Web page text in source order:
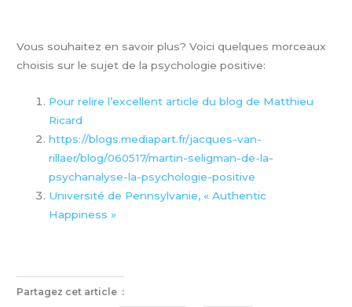
Vous souhaitez en savoir plus? Voici quelques morceaux
choisis sur le sujet de la psychologie positive:
Pour relire l’excellent article du blog de Matthieu
Ricard
https://blogs.mediapart.fr/jacques-van-
rillaer/blog/060517/martin-seligman-de-la-
psychanalyse-la-psychologie-positive
Université de Pennsylvanie, « Authentic
Happiness »
Partagez cet article :